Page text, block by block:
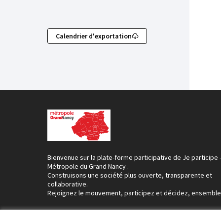
Calendrier d'exportation
Bienvenue sur la plate-forme participative de Je participe -
Métropole du Grand Nancy .
Construisons une société plus ouverte, transparente et
collaborative.
Rejoignez le mouvement, participez et décidez,